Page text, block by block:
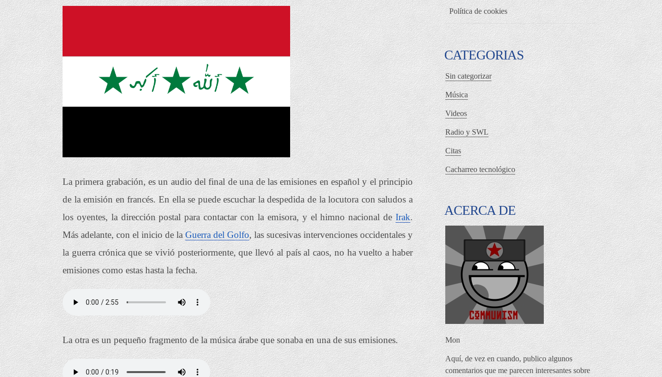
La primera grabación, es un audio del final de una de las emisiones en español y el principio
de la emisión en francés. En ella se puede escuchar la despedida de la locutora con saludos a
los oyentes, la dirección postal para contactar con la emisora, y el himno nacional deIrak.
Más adelante, con el inicio de laGuerra del Golfo, las sucesivas intervenciones occidentales y
la guerra crónica que se vivió posteriormente, que llevó al país al caos, no ha vuelto a haber
emisiones como estas hasta la fecha.
La otra es un pequeño fragmento de la música árabe que sonaba en una de sus emisiones.
Política de cookies
CATEGORIAS
Sin categorizar
Música
Videos
Radio y SWL
Citas
Cacharreo tecnológico
ACERCA DE
Mon
Aquí, de vez en cuando, publico algunos
comentarios que me parecen interesantes sobre